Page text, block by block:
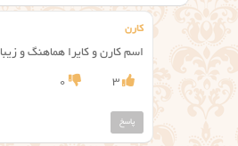
کارن
اسم کارن‌ و کایرا هماهنگ و زیبا
3
0
پاسخ